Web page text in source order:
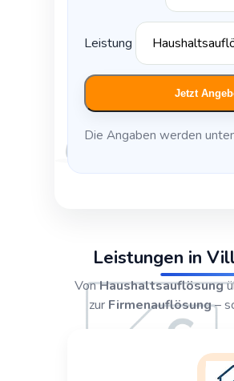
Leistung
Jetzt
Die Angaben werden
Leistungen in
VonHaushaltsauflösung
zur Firmenauflösung–